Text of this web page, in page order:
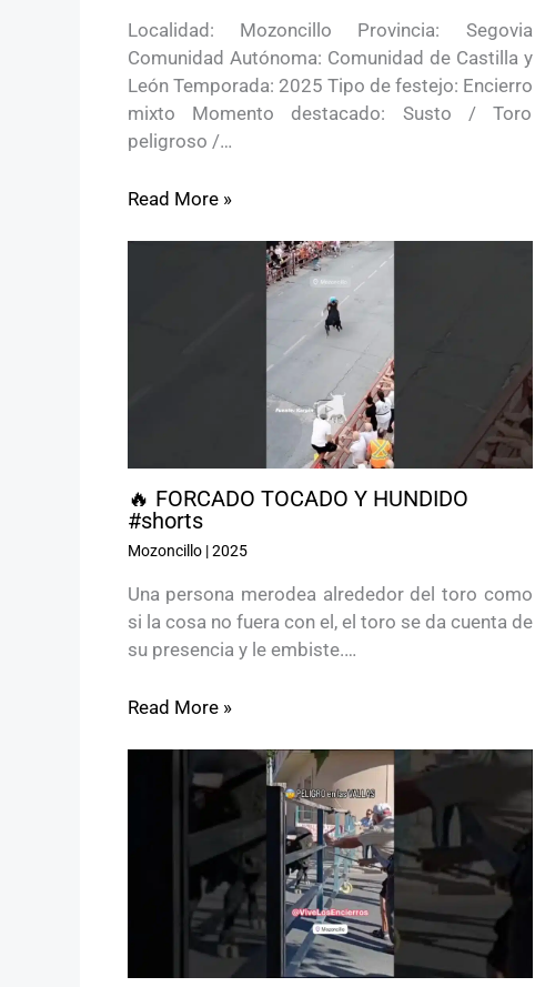
Localidad: Mozoncillo Provincia: Segovia
Comunidad Autónoma: Comunidad de Castilla y
León Temporada: 2025 Tipo de festejo: Encierro
mixto Momento destacado: Susto / Toro
peligroso /…
Read More »
🔥 FORCADO TOCADO Y HUNDIDO
#shorts
Mozoncillo|2025
Una persona merodea alrededor del toro como
si la cosa no fuera con el, el toro se da cuenta de
su presencia y le embiste.…
Read More »